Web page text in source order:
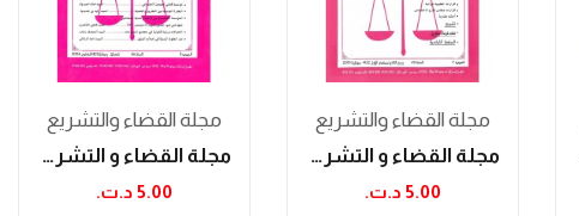
مجلة القضاء والتشريع
مجلة القضاء و التشريع أكتوبر 2004
5.00 د.ت.‏
مجلة القضاء والتشريع
مجلة القضاء و التشريع جويلية 2001
5.00 د.ت.‏